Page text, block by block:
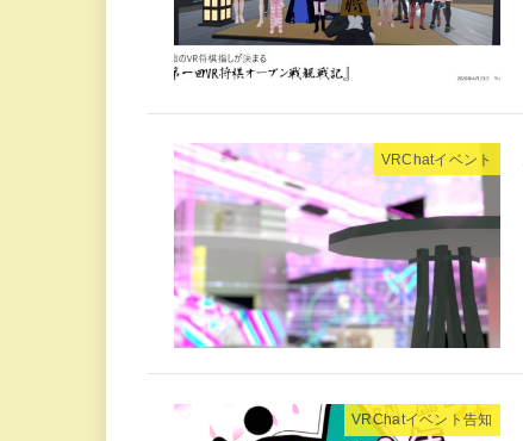
VRChatイベント
VRChatイベント告知